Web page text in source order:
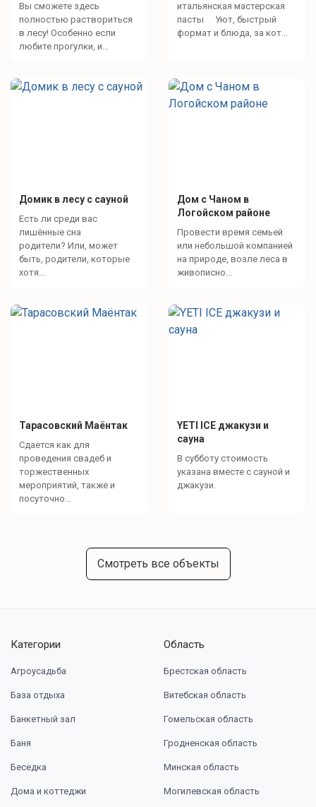
Вы сможете здесь
полностью раствориться
в лесу! Особенно если
любите прогулки, и...
итальянская мастерская
пасты Уют, быстрый
формат и блюда, за кот...
Домик в лесу с сауной
Есть ли среди вас
лишённые сна
родители? Или, может
быть, родители, которые
хотя...
Дом с Чаном в
Логойском районе
Провести время семьей
или небольшой компанией
на природе, возле леса в
живописно...
Тарасовский Маёнтак
Сдается как для
проведения свадеб и
торжественных
мероприятий, также и
посуточно...
YETI ICE джакузи и
сауна
В субботу стоимость
указана вместе с сауной и
джакузи.
Смотреть все объекты
Категории
Агроусадьба
База отдыха
Банкетный зал
Баня
Беседка
Дома и коттеджи
Область
Брестская область
Витебская область
Гомельская область
Гродненская область
Минская область
Могилевская область